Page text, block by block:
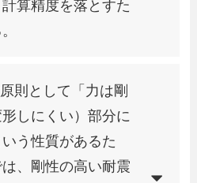
算精度を落とすた
則として「力は剛
しにくい）部分に
う性質があるた
、剛性の高い耐震